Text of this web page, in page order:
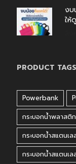
งบ
ให้
PRODUCT TAGS
Powerbank
กระบอกน้ำพลาสติก
กระบอกน้ำสแตนเล
กระบอกน้ำสแตนเ